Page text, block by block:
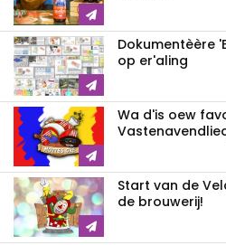
Dokumentèère
op er'aling
Wa d'is oew
Start van de
de brouwerij!